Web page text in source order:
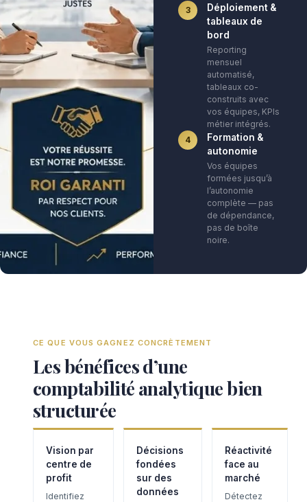
3
Déploiement &
tableaux de
bord
Reporting
mensuel
automatisé,
tableaux co-
construits avec
vos équipes, KPIs
métier intégrés.
4
Formation &
autonomie
Vos équipes
formées jusqu’à
l’autonomie
complète — pas
de dépendance,
pas de boîte
noire.
CE QUE VOUS GAGNEZ CONCRÈTEMENT
Les bénéfices d’une
comptabilité analytique bien
structurée
Vision par
centre de
profit
Identifiez
Décisions
fondées
sur des
données
Réactivité
face au
marché
Détectez